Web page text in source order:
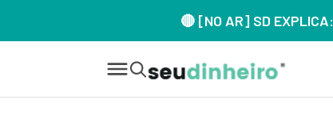
🔴 [NO AR] SD EXPLICA: